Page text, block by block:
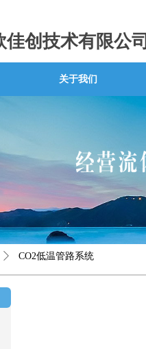
佳创技术有限公司
关于我们
ꄲ CO2低温管路系统